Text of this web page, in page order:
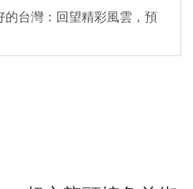
台灣：回望精彩風雲，預